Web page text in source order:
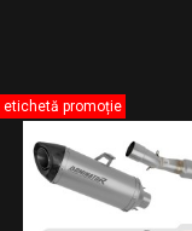
etichetă promoție